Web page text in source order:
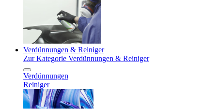
Verdünnungen & Reiniger
Zur Kategorie Verdünnungen & Reiniger
Verdünnungen
Reiniger